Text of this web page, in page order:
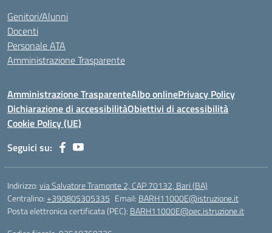
Genitori/Alunni
Docenti
Personale ATA
Amministrazione Trasparente
Amministrazione TrasparenteAlbo onlinePrivacy Policy
Dichiarazione di accessibilitàObiettivi di accessibilità
Cookie Policy (UE)
Seguici su:
Indirizzo:via Salvatore Tramonte 2, CAP 70132, Bari (BA)
Centralino:+390805305335 Email: BARH11000E@istruzione.it
Posta elettronica certificata (PEC): BARH11000E@pec.istruzione.it